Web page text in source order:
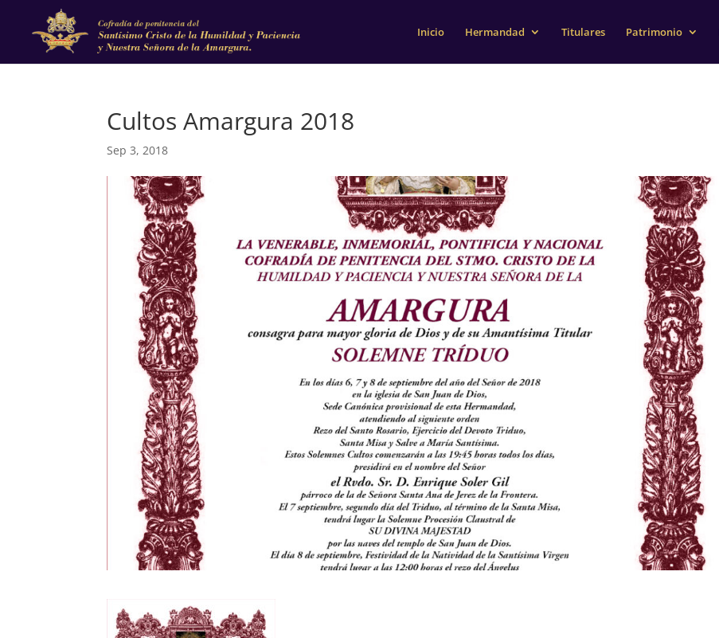
Inicio Hermandad Titulares Patrimonio
Cultos Amargura 2018
Sep 3, 2018